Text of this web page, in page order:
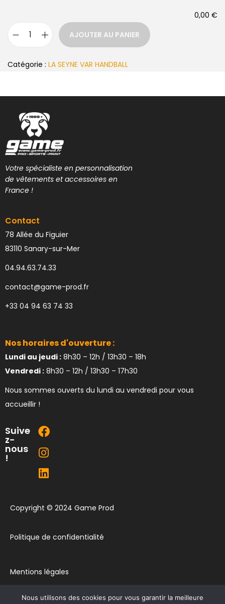
0,00 €
AJOUTER AU PANIER
Catégorie : LA SEYNE VAR HANDBALL
Votre spécialiste en personnalisation
de vêtements et accessoires en
France !
Contact
78 Allée du Figuier
83110 Sanary-sur-Mer
04.94.63.74.33
contact@game-prod.fr
+33 04 94 63 74 33
Nos horaires d'ouverture :
Lundi au jeudi : 8h30 – 12h / 13h30 – 18h
Vendredi : 8h30 – 12h / 13h30 – 17h30
Nous sommes ouverts du lundi au vendredi pour vous
accueillir !
Suive
z-
nous
!
Copyright © 2024 Game Prod
Politique de confidentialité
Mentions légales
Nous utilisons des cookies pour vous garantir la meilleure